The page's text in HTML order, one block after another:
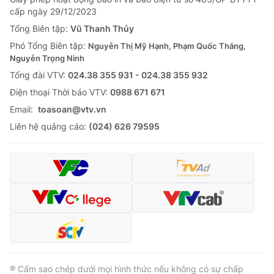
Sản phẩm
Thị trường
Tư vấn
Lịch phát sóng
Chuyên mục khác
Emagazine
Shorts video
VTV Thể thao
cấp ngày 29/12/2023
Tổng Biên tập: Vũ Thanh Thủy
Phó Tổng Biên tập: Nguyễn Thị Mỹ Hạnh, Phạm Quốc Thắng,
Nguyễn Trọng Ninh
Tổng đài VTV: 024.38 355 931 - 024.38 355 932
Ðiện thoại Thời báo VTV: 0988 671 671
Email: toasoan@vtv.vn
Liên hệ quảng cáo: (024) 626 79595
® Cấm sao chép dưới mọi hình thức nếu không có sự chấp